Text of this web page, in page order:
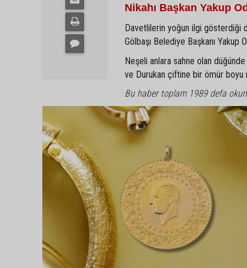
Nikahı Başkan Yakup
Davetlilerin yoğun ilgi gösterdiği
Gölbaşı Belediye Başkanı Yakup
Neşeli anlara sahne olan
ve Durukan çiftine bir ömür
Bu haber toplam 1989 defa